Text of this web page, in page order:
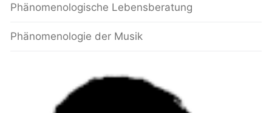
Phänomenologische Lebensberatung
Phänomenologie der Musik